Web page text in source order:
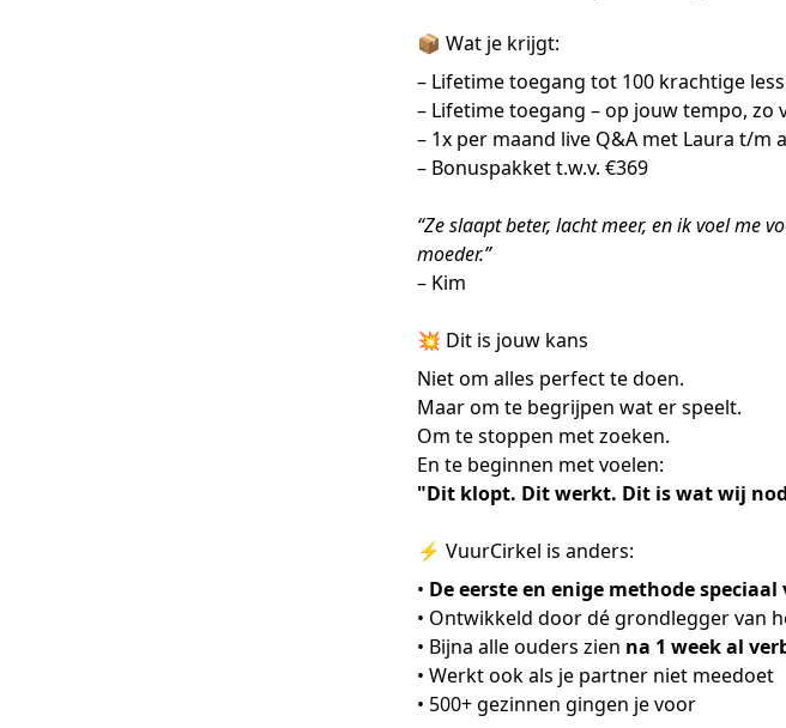
📦 Wat je krijgt:
– Lifetime toegang tot 100 krachtige
– Lifetime toegang – op jouw tempo, zo
– 1x per maand live Q&A met Laura t/m
– Bonuspakket t.w.v. €369
“Ze slaapt beter, lacht meer, en ik voel me
moeder.”
– Kim
💥 Dit is jouw kans
Niet om alles perfect te doen.
Maar om te begrijpen wat er speelt.
Om te stoppen met zoeken.
En te beginnen met voelen:
"Dit klopt. Dit werkt. Dit is wat wij
⚡️ VuurCirkel is anders:
• De eerste en enige methode
• Ontwikkeld door dé grondlegger van
• Bijna alle ouders zien na 1 week al
• Werkt ook als je partner niet meedoet
• 500+ gezinnen gingen je voor